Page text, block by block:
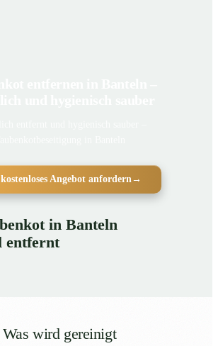
Angebot anfordern →
in Banteln
entfernt
Was wird gereinigt